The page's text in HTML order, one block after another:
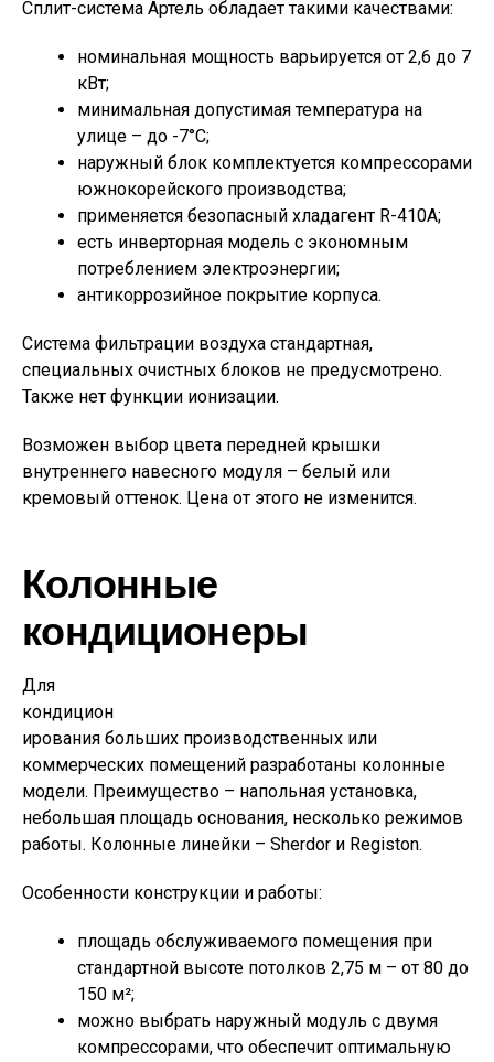
Сплит-система Артель обладает такими качествами:
номинальная мощность варьируется от 2,6 до 7
кВт;
минимальная допустимая температура на
улице – до -7°С;
наружный блок комплектуется компрессорами
южнокорейского производства;
применяется безопасный хладагент R-410A;
есть инверторная модель с экономным
потреблением электроэнергии;
антикоррозийное покрытие корпуса.
Система фильтрации воздуха стандартная,
специальных очистных блоков не предусмотрено.
Также нет функции ионизации.
Возможен выбор цвета передней крышки
внутреннего навесного модуля – белый или
кремовый оттенок. Цена от этого не изменится.
Колонные
кондиционеры
Для
кондицион
ирования больших производственных или
коммерческих помещений разработаны колонные
модели. Преимущество – напольная установка,
небольшая площадь основания, несколько режимов
работы. Колонные линейки – Sherdor и Registon.
Особенности конструкции и работы:
площадь обслуживаемого помещения при
стандартной высоте потолков 2,75 м – от 80 до
150 м²;
можно выбрать наружный модуль с двумя
компрессорами, что обеспечит оптимальную